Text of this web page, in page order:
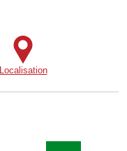
Localisation